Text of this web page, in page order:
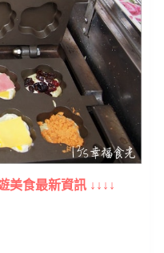
美食最新資訊 ↓↓↓↓